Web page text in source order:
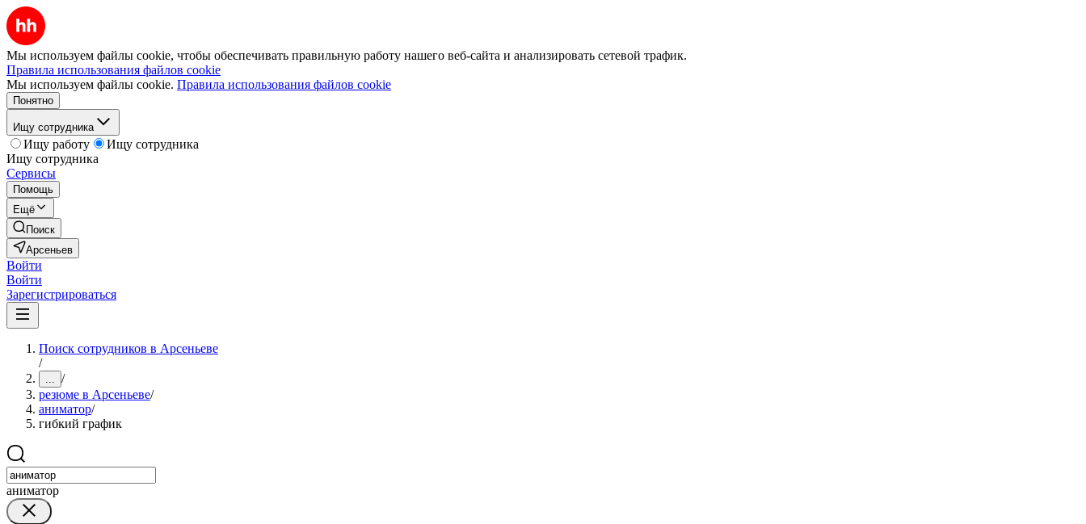
Мы используем файлы cookie, чтобы обеспечивать правильную работу нашего веб-сайта и анализировать сетевой трафик.
Правила использования файлов cookie
Мы используем файлы cookie. Правила использования файлов cookie
Понятно
Ищу сотрудника
Ищу работу
Ищу сотрудника
Ищу сотрудника
Сервисы
Помощь
Ещё
Поиск
Арсеньев
Войти
Войти
Зарегистрироваться
Поиск сотрудников в Арсеньеве
/
... /
резюме в Арсеньеве/
аниматор/
гибкий график
аниматор